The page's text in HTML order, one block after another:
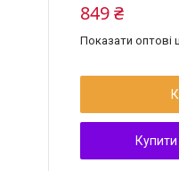
849 ₴
Показати оптові
Купити